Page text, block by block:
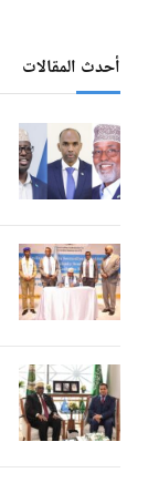
أحدث المقالات